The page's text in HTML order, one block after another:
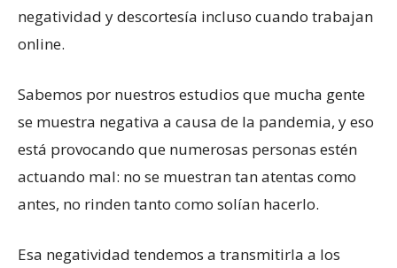
negatividad y descortesía incluso cuando trabajan
online.
Sabemos por nuestros estudios que mucha gente
se muestra negativa a causa de la pandemia, y eso
está provocando que numerosas personas estén
actuando mal: no se muestran tan atentas como
antes, no rinden tanto como solían hacerlo.
Esa negatividad tendemos a transmitirla a los